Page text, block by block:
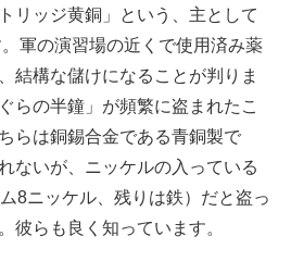
リッジ黄銅」という、主として
軍の演習場の近くで使用済み薬
結構な儲けになることが判りま
らの半鐘」が頻繁に盗まれたこ
らは銅錫合金である青銅製で
ないが、ニッケルの入っている
8ニッケル、残りは鉄）だと盗っ
彼らも良く知っています。